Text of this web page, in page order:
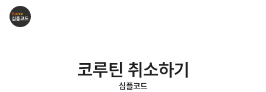
코루틴 취소하기
심플코드